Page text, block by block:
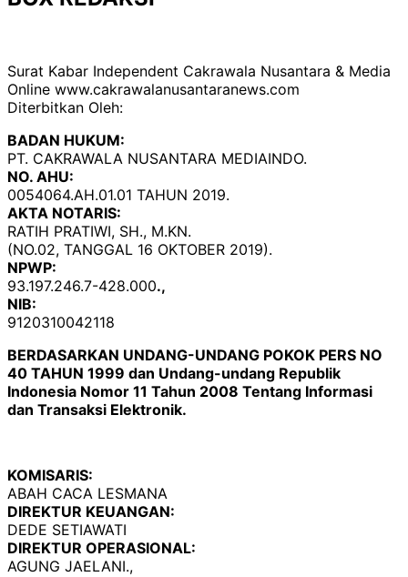
Surat Kabar Independent Cakrawala Nusantara & Media
Online www.cakrawalanusantaranews.com
Diterbitkan Oleh:
BADAN HUKUM:
PT. CAKRAWALA NUSANTARA MEDIAINDO.
NO. AHU:
0054064.AH.01.01 TAHUN 2019.
AKTA NOTARIS:
RATIH PRATIWI, SH., M.KN.
(NO.02, TANGGAL 16 OKTOBER 2019).
NPWP:
93.197.246.7-428.000.,
NIB:
9120310042118
BERDASARKAN UNDANG-UNDANG POKOK PERS NO
40 TAHUN 1999 dan Undang-undang Republik
Indonesia Nomor 11 Tahun 2008 Tentang Informasi
dan Transaksi Elektronik.
KOMISARIS:
ABAH CACA LESMANA
DIREKTUR KEUANGAN:
DEDE SETIAWATI
DIREKTUR OPERASIONAL:
AGUNG JAELANI.,